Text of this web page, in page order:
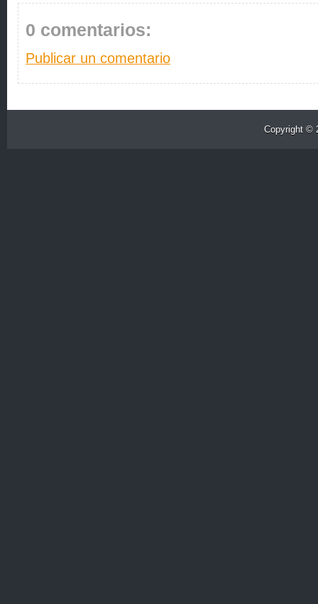
0 comentarios:
Publicar un comentario
Copyright ©